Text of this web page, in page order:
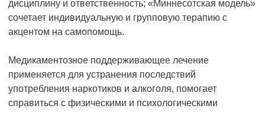
дисциплину и ответственность; «Миннесотская модель»
сочетает индивидуальную и групповую терапию с
акцентом на самопомощь.
Медикаментозное поддерживающее лечение
применяется для устранения последствий
употребления наркотиков и алкоголя, помогает
справиться с физическими и психологическими